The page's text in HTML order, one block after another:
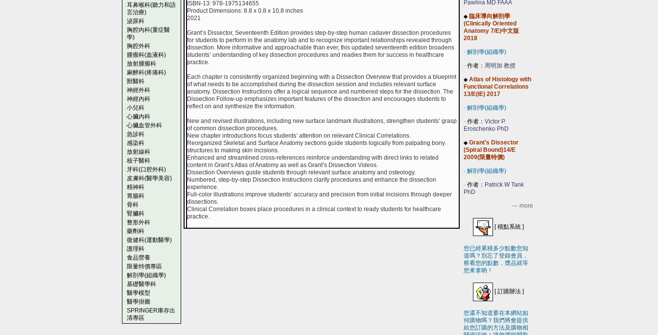
耳鼻喉科(聽力和語
言治療)
泌尿科
胸腔內科(重症醫
學)
胸腔外科
腫瘤科(血液科)
放射腫瘤科
麻醉科(疼痛科)
獸醫科
神經外科
神經內科
小兒科
心臟內科
心臟血管外科
急診科
感染科
放射線科
核子醫科
牙科(口腔外科)
皮膚科(醫學美容)
精神科
胃腸科
骨科
腎臟科
整形外科
藥劑科
復健科(運動醫學)
護理科
食品營養
限量特價專區
解剖學(組織學)
基礎醫學科
醫學模型
醫學掛圖
SPRINGER庫存出
清專區
ISBN-13: 978-1975134655
Product Dimensions: 8.8 x 0.8 x 10.8 inches
2021
Grant’s Dissector, Seventeenth Edition provides step-by-step human cadaver dissection procedures
for students to perform in the anatomy lab and to recognize important relationships revealed through
dissection. More informative and approachable than ever, this updated seventeenth edition broadens
students’ understanding of key dissection procedures and readies them for success in healthcare
practice.
Each chapter is consistently organized beginning with a Dissection Overview that provides a blueprint
of what needs to be accomplished during the dissection session and includes relevant surface
anatomy. Dissection Instructions offer a logical sequence and numbered steps for the dissection. The
Dissection Follow-up emphasizes important features of the dissection and encourages students to
reflect on and synthesize the information.
New and revised illustrations, including new surface landmark illustrations, strengthen students’ grasp
of common dissection procedures.
New chapter introductions focus students’ attention on relevant Clinical Correlations.
Reorganized Skeletal and Surface Anatomy sections guide students logically from palpating bony
structures to making skin incisions.
Enhanced and streamlined cross-references reinforce understanding with direct links to related
content in Grant’s Atlas of Anatomy as well as Grant’s Dissection Videos.
Dissection Overviews guide students through relevant surface anatomy and osteology.
Numbered, step-by-step Dissection Instructions clarify procedures and enhance the dissection
experience.
Full-color illustrations improve students’ accuracy and precision from initial incisions through deeper
dissections.
Clinical Correlation boxes place procedures in a clinical context to ready students for healthcare
practice.
Pawlina MD FAAA
◆ 臨床導向解剖學
(Clinically Oriented
Anatomy 7/E)中文版
2018
- 解剖學(組織學)
- 作者： 周明加 教授
◆ Atlas of Histology with
Functional Correlations
13/E(IE) 2017
- 解剖學(組織學)
- 作者： Victor P.
Eroschenko PhD
◆ Grant's Dissector
(Spiral Bound)14/E
2009(限量特價)
- 解剖學(組織學)
- 作者： Patrick W Tank
PhD
--- more
[積點系統 ]
您已經累積多少點數您知
道嗎？別忘了登錄會員，
察看您的點數，獎品就等
您來拿喲！
[訂購辦法 ]
您還不知道要在本網站如
何購物嗎？我們將會提供
給您訂購的方法及購物相